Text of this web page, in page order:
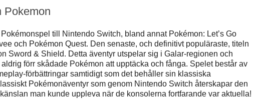
Pokemon
till Nintendo Switch, bland annat Pokémon: Let’s Go
och Pokémon Quest. Den senaste, och definitivt populäraste, titeln
Sword & Shield. Detta äventyr utspelar sig i Galar-regionen och
förr skådade Pokémon att upptäcka och fånga. Spelet består av
förbättringar samtidigt som det behåller sin klassiska
Pokémonäventyr som genom Nintendo Switch återskapar den
man kunde uppleva när de konsolerna fortfarande var aktuella!